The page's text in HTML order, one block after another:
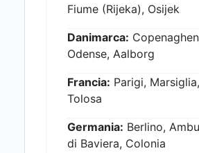
Fiume (Rijeka), Osijek
Danimarca:
Odense, Aalborg
Francia: Parigi,
Tolosa
Germania: Berlino,
di Baviera, Colonia